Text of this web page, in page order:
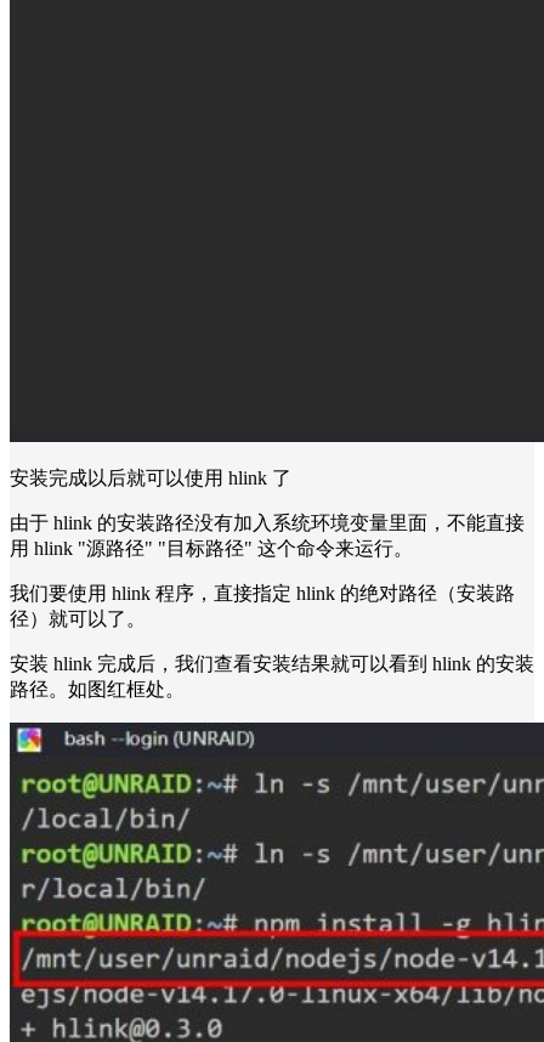
安装完成以后就可以使用 hlink 了
由于 hlink 的安装路径没有加入系统环境变量里面，不能直接
用 hlink "源路径" "目标路径" 这个命令来运行。
我们要使用 hlink 程序，直接指定 hlink 的绝对路径（安装路
径）就可以了。
安装 hlink 完成后，我们查看安装结果就可以看到 hlink 的安装
路径。如图红框处。